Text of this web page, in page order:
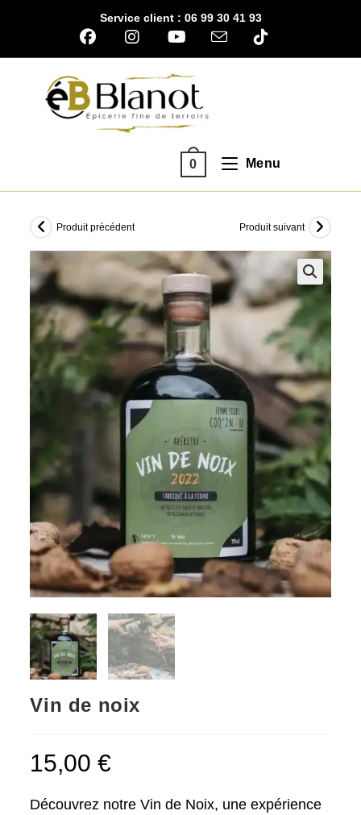
Service client : 06 99 30 41 93
0 Menu
Produit précédent Produit suivant
Vin de noix
15,00€
Découvrez notre Vin de Noix, une expérience